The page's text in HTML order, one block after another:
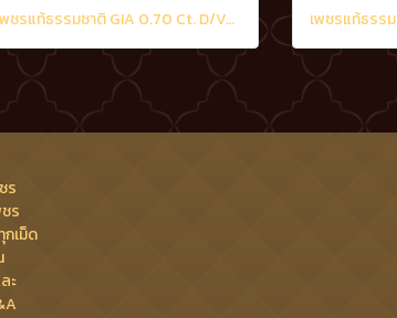
เพชรแท้ธรรมชาติ GIA 0.70 Ct. D/VS2
ร
ร
กเม็ด
ะ